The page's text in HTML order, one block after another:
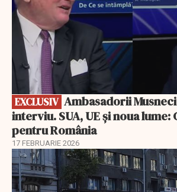
EXCLUSIV
interviu. SUA, UE și noua lume:
pentru România
17 FEBRUARIE 2026